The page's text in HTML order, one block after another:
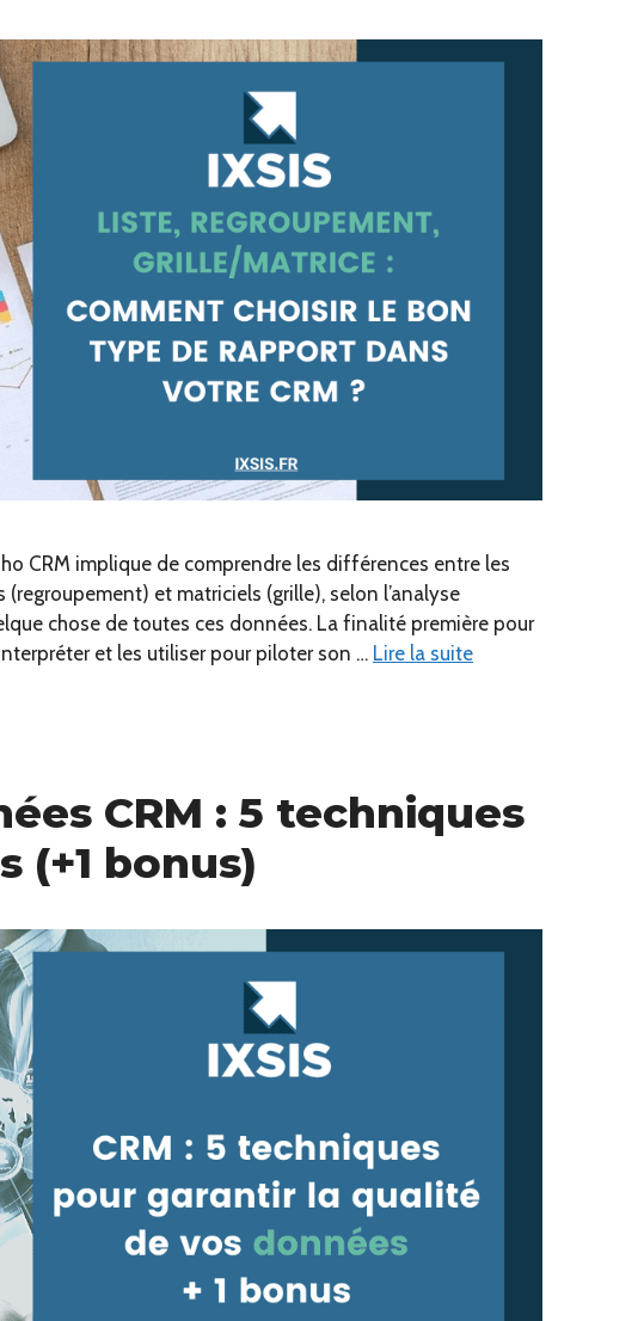
CRM implique de comprendre les différences entre les
et matriciels (grille), selon l’analyse
chose de toutes ces données. La finalité première pour
et les utiliser pour piloter son … Lire la suite
CRM : 5 techniques
(+1 bonus)